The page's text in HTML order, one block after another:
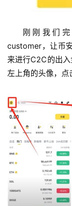
刚刚我们
customer，让币
来进行C2C的出
左上角的头像，点